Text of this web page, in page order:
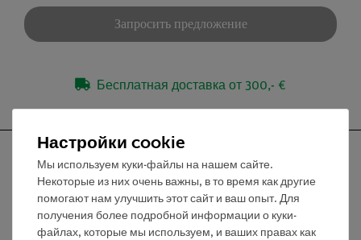
Запросить предложение
Бесплатная доставка от 300,- €
Nach oben
Настройки cookie
Мы используем куки-файлы на нашем сайте.
Некоторые из них очень важны, в то время как другие
помогают нам улучшить этот сайт и ваш опыт. Для
получения более подробной информации о куки-
файлах, которые мы используем, и ваших правах как